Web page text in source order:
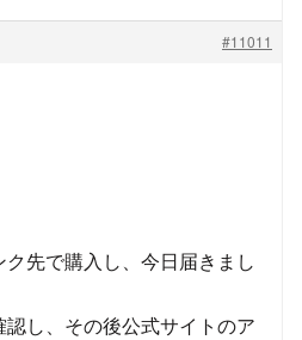
#11011
先で購入し、今日届きまし
し、その後公式サイトのア